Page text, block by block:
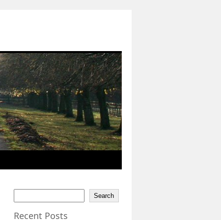
Search
Recent Posts